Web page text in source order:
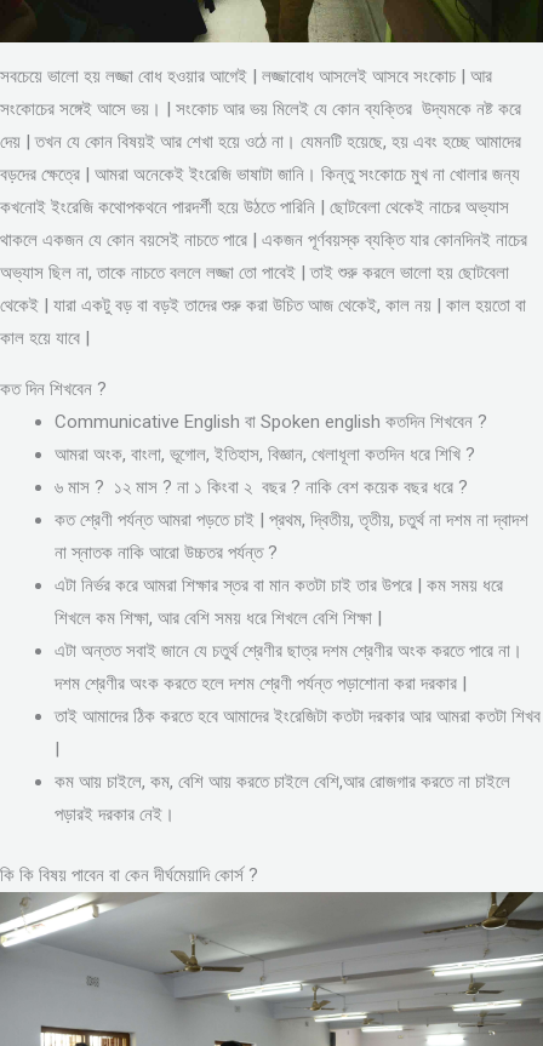
সবচেয়ে ভালো হয় লজ্জা বোধ হওয়ার আগেই | লজ্জাবোধ আসলেই আসবে সংকোচ | আর
সংকোচের সঙ্গেই আসে ভয়। | সংকোচ আর ভয় মিলেই যে কোন ব্যক্তির উদ্যমকে নষ্ট করে
দেয় | তখন যে কোন বিষয়ই আর শেখা হয়ে ওঠে না। যেমনটি হয়েছে, হয় এবং হচ্ছে আমাদের
বড়দের ক্ষেত্রে | আমরা অনেকেই ইংরেজি ভাষাটা জানি। কিন্তু সংকোচে মুখ না খোলার জন্য
কখনোই ইংরেজি কথোপকথনে পারদর্শী হয়ে উঠতে পারিনি | ছোটবেলা থেকেই নাচের অভ্যাস
থাকলে একজন যে কোন বয়সেই নাচতে পারে | একজন পূর্ণবয়স্ক ব্যক্তি যার কোনদিনই নাচের
অভ্যাস ছিল না, তাকে নাচতে বললে লজ্জা তো পাবেই | তাই শুরু করলে ভালো হয় ছোটবেলা
থেকেই | যারা একটু বড় বা বড়ই তাদের শুরু করা উচিত আজ থেকেই, কাল নয় | কাল হয়তো বা
কাল হয়ে যাবে |
কত দিন শিখবেন ?
Communicative English বা Spoken english কতদিন শিখবেন ?
আমরা অংক, বাংলা, ভূগোল, ইতিহাস, বিজ্ঞান, খেলাধূলা কতদিন ধরে শিখি ?
৬ মাস ? ১২ মাস ? না ১ কিংবা ২ বছর ? নাকি বেশ কয়েক বছর ধরে ?
কত শ্রেণী পর্যন্ত আমরা পড়তে চাই | প্রথম, দ্বিতীয়, তৃতীয়, চতুর্থ না দশম না দ্বাদশ
না স্নাতক নাকি আরো উচ্চতর পর্যন্ত ?
এটা নির্ভর করে আমরা শিক্ষার স্তর বা মান কতটা চাই তার উপরে | কম সময় ধরে
শিখলে কম শিক্ষা, আর বেশি সময় ধরে শিখলে বেশি শিক্ষা |
এটা অন্তত সবাই জানে যে চতুর্থ শ্রেণীর ছাত্র দশম শ্রেণীর অংক করতে পারে না।
দশম শ্রেণীর অংক করতে হলে দশম শ্রেণী পর্যন্ত পড়াশোনা করা দরকার |
তাই আমাদের ঠিক করতে হবে আমাদের ইংরেজিটা কতটা দরকার আর আমরা কতটা শিখব
|
কম আয় চাইলে, কম, বেশি আয় করতে চাইলে বেশি,আর রোজগার করতে না চাইলে
পড়ারই দরকার নেই।
কি কি বিষয় পাবেন বা কেন দীর্ঘমেয়াদি কোর্স ?